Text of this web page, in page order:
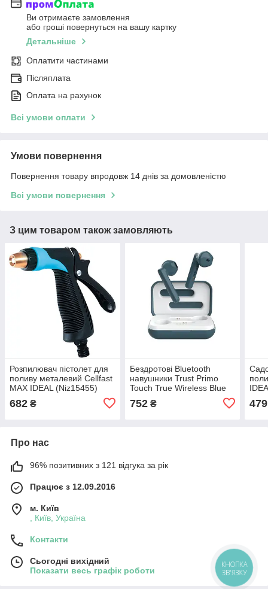
Ви отримаєте замовлення
або гроші повернуться на вашу картку
Детальніше
Оплатити частинами
Післяплата
Оплата на рахунок
Всі умови оплати
Умови повернення
Повернення товару впродовж 14 днів за домовленістю
Всі умови повернення
З цим товаром також замовляють
Розпилювач пістолет для
поливу металевий Cellfast
МАХ IDEAL (Niz15455)
682 ₴
Бездротові Bluetooth
навушники Trust Primo
Touch True Wireless Blue
752₴ 479
Про нас
96% позитивних з 121 відгука за рік
Працює з 12.09.2016
м. Київ
, Київ, Україна
Контакти
Сьогодні вихідний
Показати весь графік роботи
КНОПКА
ЗВ'ЯЗКУ